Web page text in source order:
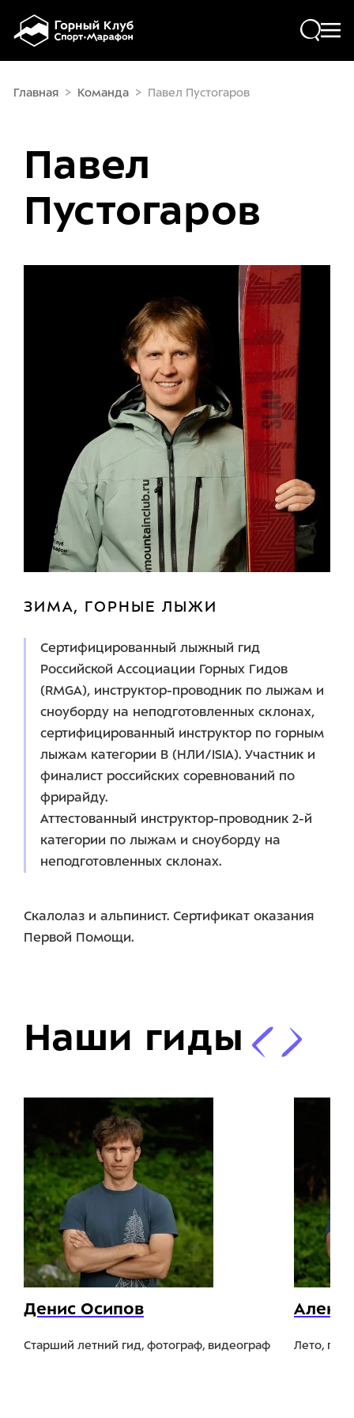
РАСПИСАНИЕ
ПРОКАТ
Команда
Контакты
КОНТАКТЫ:
Radisson, вход с набережной
ЧАСЫ РАБОТЫ:
+7 (938) 420-92-16
Skip to main content
Главная > Команда > Павел Пустогаров
Павел
Пустогаров
ЗИМА, ГОРНЫЕ ЛЫЖИ
Сертифицированный лыжный гид
Российской Ассоциации Горных Гидов
(RMGA), инструктор-проводник по лыжам и
сноуборду на неподготовленных склонах,
сертифицированный инструктор по горным
лыжам категории В (НЛИ/ISIA). Участник и
финалист российских соревнований по
фрирайду.
Аттестованный инструктор-проводник 2-й
категории по лыжам и сноуборду на
неподготовленных склонах.
Скалолаз и альпинист. Сертификат оказания
Первой Помощи.
Наши гиды
Денис Осипов
Старший летний гид, фотограф, видеограф Лето,